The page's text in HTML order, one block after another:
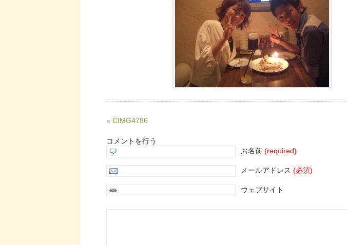
« CIMG4786
コメントを行う
お名前 (required)
メールアドレス (必須)
ウェブサイト